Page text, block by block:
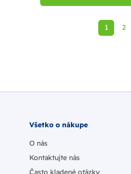
1 2
Všetko o nákupe
O nás
Kontaktujte nás
Často kladené otázky